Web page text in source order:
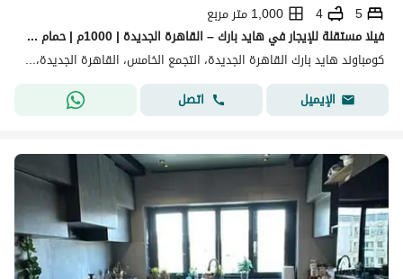
5
4
1,000 متر مربع
فيلا مستقلة للإيجار في هايد بارك – القاهرة الجديدة | 1000م | حمام سباحة خاص
كومباوند هايد بارك القاهرة الجديدة، التجمع الخامس، القاهرة الجديدة، القاهرة
الإيميل
اتصل